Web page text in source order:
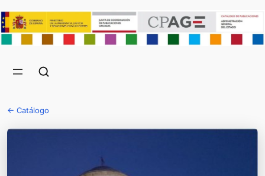
← Catálogo